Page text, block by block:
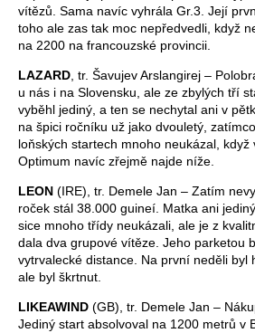
vítězů. Sama navíc vyhrála Gr.3. Její
toho ale zas tak moc nepředvedli, když
na 2200 na francouzské provincii.
LAZARD , tr. Šavujev Arslangirej –
u nás i na Slovensku, ale ze zbylých tří
vyběhl jediný, a ten se nechytal ani v
na špici ročníku už jako dvouletý,
loňských startech mnoho neukázal, když
Optimum navíc zřejmě najde níže.
LEON (IRE), tr. Demele Jan – Zatím
roček stál 38.000 guineí. Matka ani
sice mnoho třídy neukázali, ale je z
dala dva grupové vítěze. Jeho parketou
vytrvalecké distance. Na první neděli byl
ale byl škrtnut.
LIKEAWIND (GB), tr. Demele Jan –
Jediný start absolvoval na 1200 metrů v